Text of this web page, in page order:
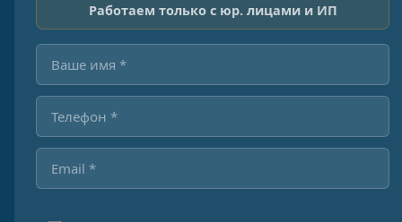
Работаем только с юр. лицами и ИП